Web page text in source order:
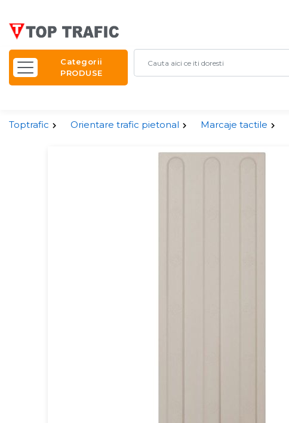
Categorii
PRODUSE
Toptrafic Orientare trafic pietonal Marcaje tactile